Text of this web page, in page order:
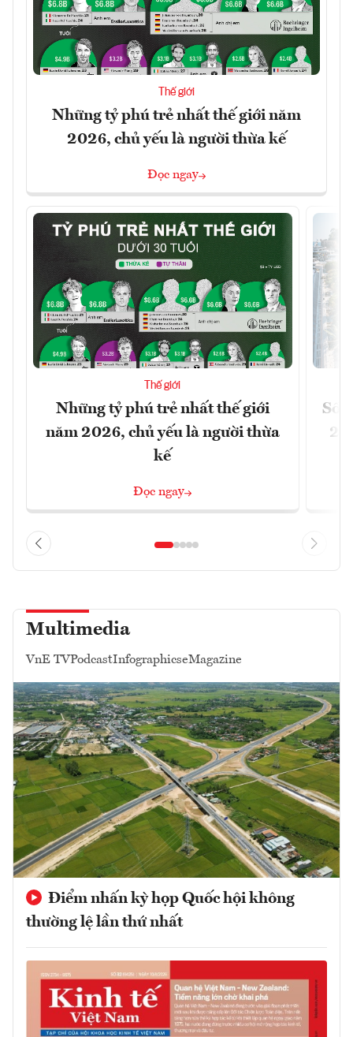
Thế giới
Những tỷ phú trẻ nhất thế giới năm
2026, chủ yếu là người thừa kế
Đọc ngay
Thế giới
Những tỷ phú trẻ nhất thế giới
năm 2026, chủ yếu là người thừa
kế
Đọc ngay
Số
Multimedia
VnE TVPodcastInfographicseMagazine
Điểm nhấn kỳ họp Quốc hội không
thường lệ lần thứ nhất